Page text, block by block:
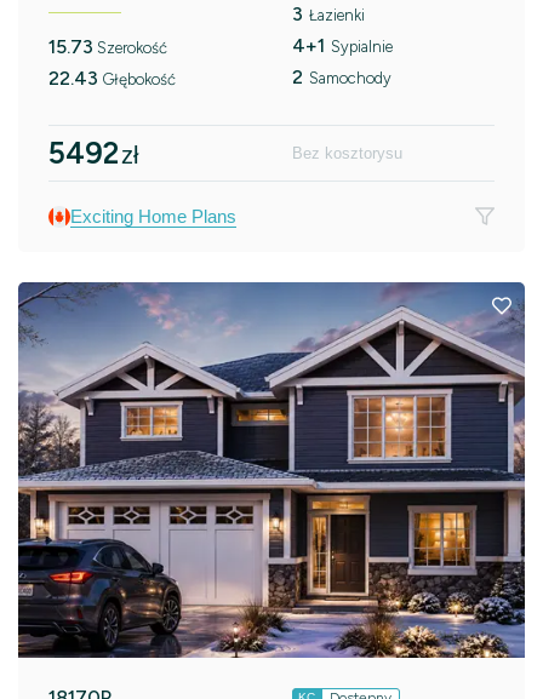
15.73 Szerokość
22.43 Głębokość
3 Łazienki
4+1 Sypialnie
2 Samochody
5492zł Bez kosztorysu
Exciting Home Plans